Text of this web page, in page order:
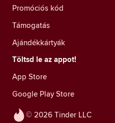
© 2026 Tinder LLC
Promóciós kód
Támogatás
Ajándékkártyák
Töltsd le az appot!
App Store
Google Play Store